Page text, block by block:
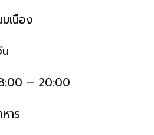
มเนือง
– 20:00
าร